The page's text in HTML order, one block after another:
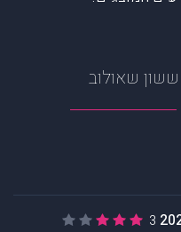
שאולוב
3